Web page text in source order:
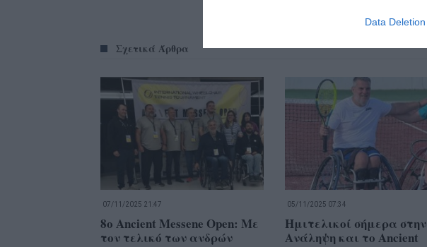
Data Deletion
Σχετικά Άρθρα
07/11/2025 21:47
8ο Ancient Messene Οpen: Με
τον τελικό των ανδρών
05/11/2025 07:34
Ημιτελικοί σήμερα στην
Ανάληψη και το Ancient